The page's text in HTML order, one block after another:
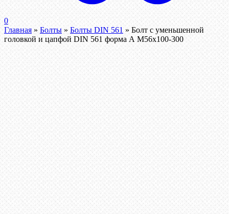
0
Главная » Болты » Болты DIN 561 » Болт с уменьшенной
головкой и цапфой DIN 561 форма А М56х100-300